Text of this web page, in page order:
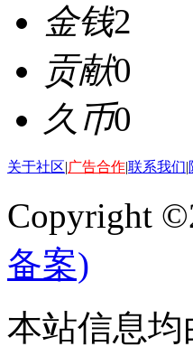
金钱2
贡献0
久币0
关于社区|广告合作|联系我们|
Copyright
备案)
本站信息均